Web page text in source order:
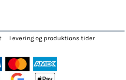
Levering og produktions tider